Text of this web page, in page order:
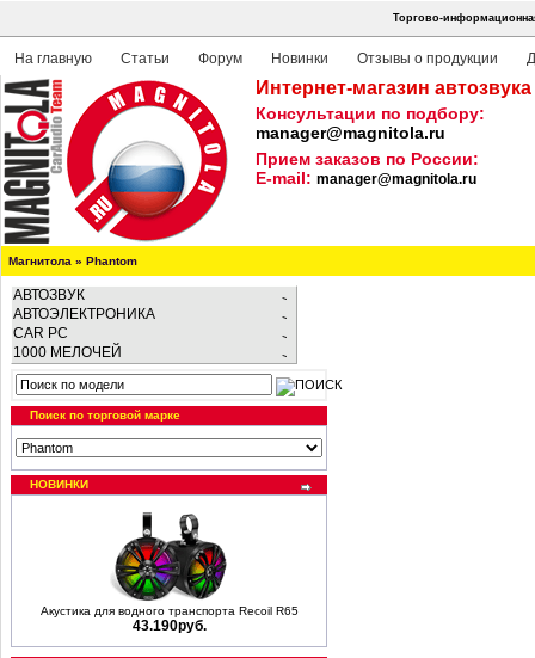
Торгово-
На главную Статьи Форум Новинки Отзывы о продукции
Интернет-магазин
Консультации по подбору:
manager@magnitola.ru
Прием заказов по России:
E-mail: manager@magnitola.ru
Магнитола » Phantom
АВТОЗВУК
АВТОЭЛЕКТРОНИКА
CAR PC
1000 МЕЛОЧЕЙ
Поиск по торговой марке
НОВИНКИ
Акустика для водного транспорта Recoil R65
43.190руб.